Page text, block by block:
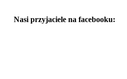
Nasi przyjaciele na facebooku: